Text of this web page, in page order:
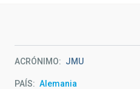
ACRÓNIMO JMU
PAÍS Alemania